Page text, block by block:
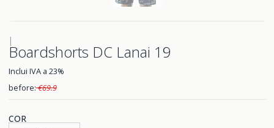
|
Boardshorts DC Lanai 19
Inclui IVA a 23%
before:€69.9
COR